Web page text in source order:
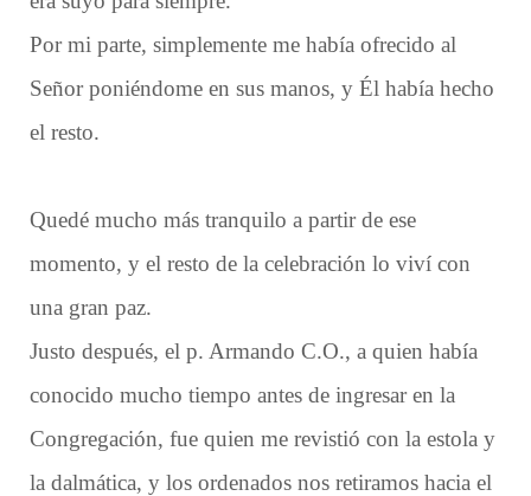
Por mi parte, simplemente me había ofrecido al
Señor poniéndome en sus manos, y Él había hecho
el resto.
Quedé mucho más tranquilo a partir de ese
momento, y el resto de la celebración lo viví con
una gran paz.
Justo después, el p. Armando C.O., a quien había
conocido mucho tiempo antes de ingresar en la
Congregación, fue quien me revistió con la estola y
la dalmática, y los ordenados nos retiramos hacia el